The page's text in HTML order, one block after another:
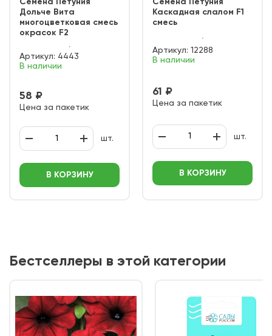
Семена Петуния
Дольче Вита
многоцветковая смесь
окрасок F2
Артикул: 4443
В наличии
58 ₽
Цена за пакетик
шт.
В КОРЗИНУ
Семена Петуния
Каскадная слалом F1
смесь
Артикул: 12288
В наличии
61 ₽
Цена за пакетик
шт.
В КОРЗИНУ
Бестселлеры в этой категории